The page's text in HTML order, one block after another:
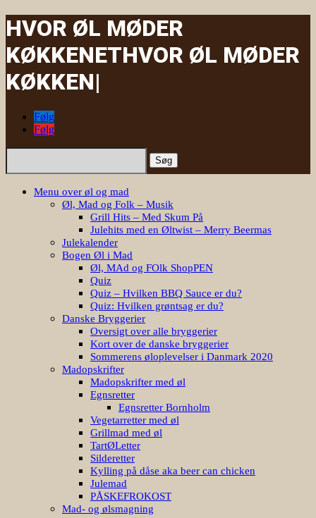
HVOR ØL MØDER
KØKKENETHVOR ØL |
Følg
Øl, Mad og Folk – Musik
Grill Hits – Med Skum På
Julehits med en Øltwist – Merry Beermas
Julekalender
Bogen Øl i Mad
Øl, MAd og FOlk ShopPEN
Quiz
Quiz – Hvilken BBQ Sauce er du?
Quiz: Hvilken grøntsag er du?
Danske Bryggerier
Oversigt over alle bryggerier
Kort over de danske bryggerier
Sommerens øloplevelser i Danmark 2020
Madopskrifter
Madopskrifter med øl
Egnsretter
Egnsretter Bornholm
Vegetarretter med øl
Grillmad med øl
TartØLetter
Silderetter
Kylling på dåse aka beer can chicken
Julemad
PÅSKEFROKOST
Mad- og ølsmagning
ØL- OG MADSMAGNING MED JAN-ERIK
INGVALDSEN